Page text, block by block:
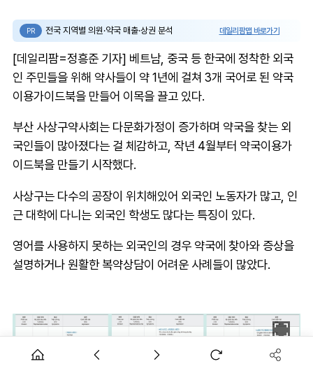
PR 전국 지역별 의원·약국 매출·상권 분석 데일리팜맵 바로가기
[데일리팜=정흥준 기자] 베트남, 중국 등 한국에 정착한 외국
인 주민들을 위해 약사들이 약 1년에 걸쳐 3개 국어로 된 약국
이용가이드북을 만들어 이목을 끌고 있다.
부산 사상구약사회는 다문화가정이 증가하며 약국을 찾는 외
국인들이 많아졌다는 걸 체감하고, 작년 4월부터 약국이용가
이드북을 만들기 시작했다.
사상구는 다수의 공장이 위치해있어 외국인 노동자가 많고, 인
근 대학에 다니는 외국인 학생도 많다는 특징이 있다.
영어를 사용하지 못하는 외국인의 경우 약국에 찾아와 증상을
설명하거나 원활한 복약상담이 어려운 사례들이 많았다.